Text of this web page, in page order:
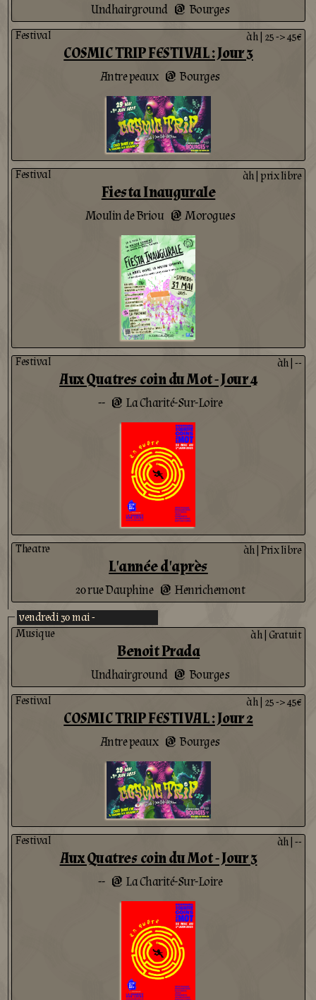
Undhairground @ Bourges
Festival
COSMIC TRIP FESTIVAL : Jour 3
Antre peaux @ Bourges
àh| 25 -> 45€
Festival
Fiesta Inaugurale
Moulin de Briou @ Morogues
àh| prix libre
Festival
Aux Quatres coin du Mot - Jour 4
-- @ La Charité-Sur-Loire
àh| --
Theatre
L'année d'après
20 rue Dauphine @ Henrichemont
àh| Prix libre
vendredi 30 mai -
Musique
Benoit Prada
Undhairground @ Bourges
àh| Gratuit
Festival
COSMIC TRIP FESTIVAL : Jour 2
Antre peaux @ Bourges
àh| 25 -> 45€
Festival
Aux Quatres coin du Mot - Jour 3
-- @ La Charité-Sur-Loire
àh|--